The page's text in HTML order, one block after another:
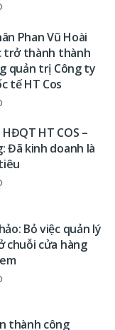
Phan Vũ Hoài
trở thành thành
quản trị Công ty
tế HT Cos
HT COS –
Đã kinh doanh là
Bỏ việc quản lý
chuỗi cửa hàng
thành công